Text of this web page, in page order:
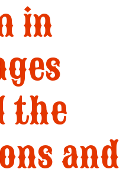
in
the
and